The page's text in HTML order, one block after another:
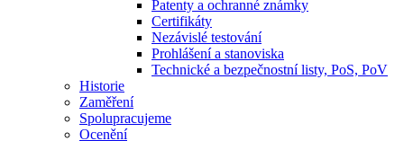
Patenty a ochranné známky
Certifikáty
Nezávislé testování
Prohlášení a stanoviska
Technické a bezpečnostní listy, PoS, PoV
Historie
Zaměření
Spolupracujeme
Ocenění